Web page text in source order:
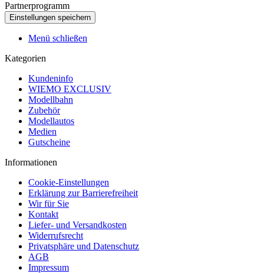
Partnerprogramm
Menü schließen
Kategorien
Kundeninfo
WIEMO EXCLUSIV
Modellbahn
Zubehör
Modellautos
Medien
Gutscheine
Informationen
Cookie-Einstellungen
Erklärung zur Barrierefreiheit
Wir für Sie
Kontakt
Liefer- und Versandkosten
Widerrufsrecht
Privatsphäre und Datenschutz
AGB
Impressum